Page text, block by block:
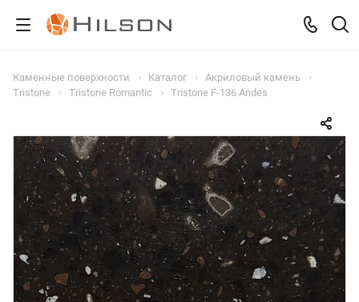
Каменные поверхности Каталог
Акриловый камень
Tristone
Tristone Romantic Tristone F-136 Andes